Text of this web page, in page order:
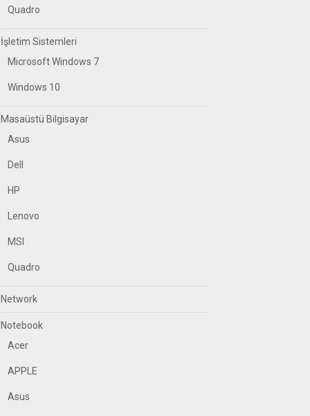
Quadro
İşletim Sistemleri
Microsoft Windows 7
Windows 10
Masaüstü Bilgisayar
Asus
Dell
HP
Lenovo
MSI
Quadro
Network
Notebook
Acer
APPLE
Asus